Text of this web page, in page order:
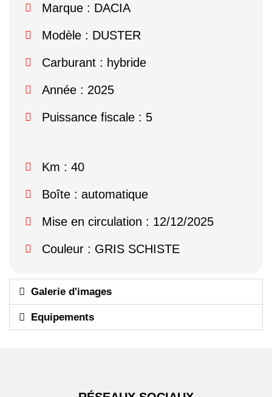
Marque : DACIA
Modèle : DUSTER
Carburant : hybride
Année : 2025
Puissance fiscale : 5
Km : 40
Boîte : automatique
Mise en circulation : 12/12/2025
Couleur : GRIS SCHISTE
Galerie d'images
Equipements